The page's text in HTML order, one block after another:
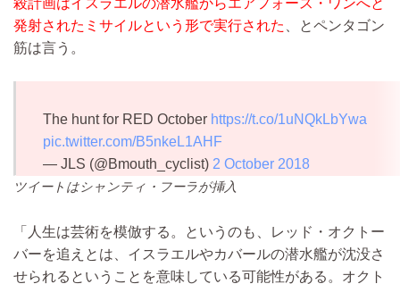
発射されたミサイルという形で実行された
、とペンタゴン
筋は言う。
The hunt for RED October https://t.co/1uNQkLbYwa
pic.twitter.com/B5nkeL1AHF
— JLS (@Bmouth_cyclist) 2 October 2018
ツイートはシャンティ・フーラが挿入
「人生は芸術を模倣する。というのも、レッド・オクトー
バーを追えとは、イスラエルやカバールの潜水艦が沈没さ
せられるということを意味している可能性がある。オクト